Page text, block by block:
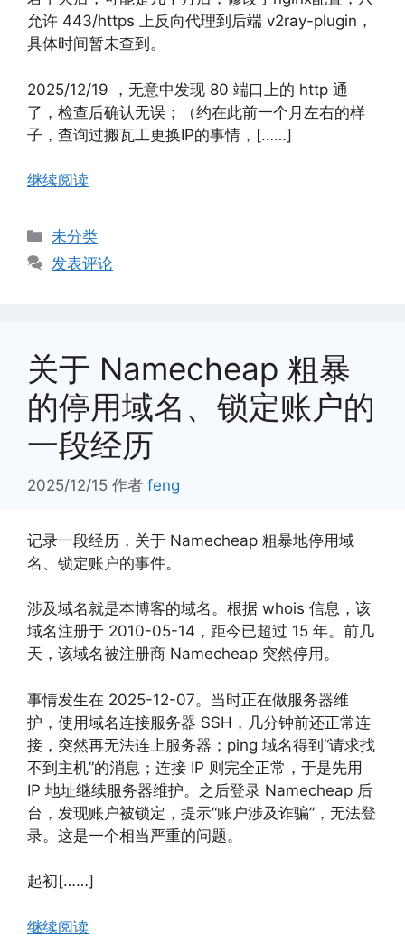
允许 443/https 上反向代理到后端 v2ray-plugin，
具体时间暂未查到。
2025/12/19 ，无意中发现 80 端口上的 http 通
了，检查后确认无误；（约在此前一个月左右的样
子，查询过搬瓦工更换IP的事情，[……]
继续阅读
分
类
未分类
发表评论
关于 Namecheap 粗暴
的停用域名、锁定账户的
一段经历
2025/12/15 作者 feng
记录一段经历，关于 Namecheap 粗暴地停用域
名、锁定账户的事件。
涉及域名就是本博客的域名。根据 whois 信息，该
域名注册于 2010-05-14，距今已超过 15 年。前几
天，该域名被注册商 Namecheap 突然停用。
事情发生在 2025-12-07。当时正在做服务器维
护，使用域名连接服务器 SSH，几分钟前还正常连
接，突然再无法连上服务器；ping 域名得到“请求找
不到主机”的消息；连接 IP 则完全正常，于是先用
IP 地址继续服务器维护。之后登录 Namecheap 后
台，发现账户被锁定，提示“账户涉及诈骗”，无法登
录。这是一个相当严重的问题。
起初[……]
继续阅读